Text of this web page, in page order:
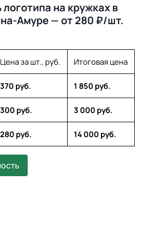
на кружках в
Амуре — от 280 ₽/шт.
Цена за шт., руб. Итоговая цена
370 руб. 1 850 руб.
300 руб. 3 000 руб.
280 руб. 14 000 руб.